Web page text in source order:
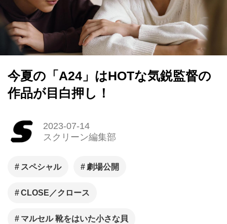
今夏の「A24」はHOTな気鋭監督の
作品が目白押し！
2023-07-14
スクリーン編集部
スペシャル 劇場公開
CLOSE／クロース
マルセル 靴をはいた小さな貝